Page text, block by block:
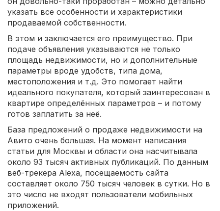
указать все особенности и характеристики
продаваемой собственности.
В этом и заключается его преимущество. При
подаче объявления указываются не только
площадь недвижимости, но и дополнительные
параметры вроде удобств, типа дома,
местоположения и т.д. Это помогает найти
идеального покупателя, который заинтересован в
квартире определённых параметров – и потому
готов заплатить за неё.
База предложений о продаже недвижимости на
Авито очень большая. На момент написания
статьи для Москвы и области она насчитывала
около 93 тысяч активных публикаций. По данным
веб-трекера Alexa, посещаемость сайта
составляет около 750 тысяч человек в сутки. Но в
это число не входят пользователи мобильных
приложений.